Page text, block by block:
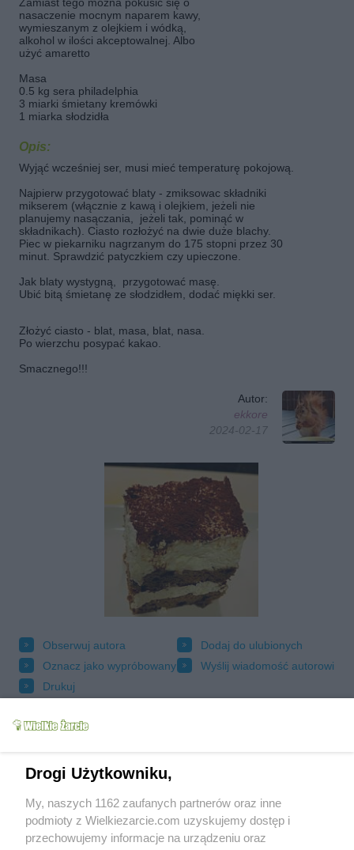
nasaczenie mocnym naparem kawy,
wymieszanym z olejkiem i wódką,
alkohol w ilości akceptowalnej. Albo
użyć amaretto
Masa
0.5 kg sera philadelphia
3 miarki śmietany kremówki
1 miarka słodzidła
Opis:
Wyjąć wcześniej ser, musi mieć temperaturę pokojową.
Najpierw przygotować blaty - zmiksowac składniki
mikserem (włącznie z kawą i olejkiem, jeżeli nie
planujemy nasączania, jeżeli tak, pominąć w
składnikach). Ciasto rozłożyć na dwie duże blachy.
Piec w piekarniku nagrzanym do 175 stopni przez 30
minut. Sprawdzić patyczkiem czy upieczone.
Jak blaty wystygną, przygotować masę.
Ubić bitą śmietanę ze słodzidłem, dodać miękki ser.
Złożyć ciasto - blat, masa, blat, nasa.
Po wierzchu posypać kakao.
Smacznego!!!
Autor:
ekkore
2024-02-17
Obserwuj autora
Dodaj do ulubionych
Oznacz jako wypróbowany
Wyślij wiadomość autorowi
Drukuj
Drogi Użytkowniku,
My, naszych 1162 zaufanych partnerów oraz inne
podmioty z Wielkiezarcie.com uzyskujemy dostęp i
przechowujemy informacje na urządzeniu oraz